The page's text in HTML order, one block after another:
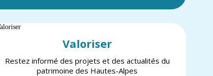
Valoriser
Restez informé des projets et des actualités du
patrimoine des Hautes-Alpes